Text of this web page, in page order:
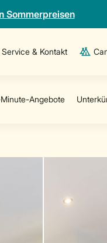
Sommerpreisen
Service & Kontakt